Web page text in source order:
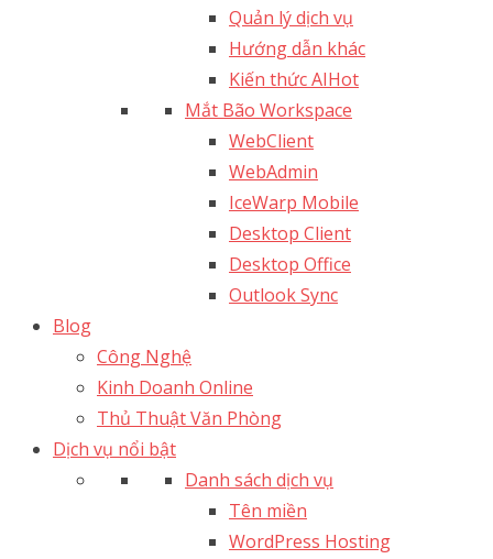
Quản lý dịch vụ
Hướng dẫn khác
Kiến thức AIHot
Mắt Bão Workspace
WebClient
WebAdmin
IceWarp Mobile
Desktop Client
Desktop Office
Outlook Sync
Blog
Công Nghệ
Kinh Doanh Online
Thủ Thuật Văn Phòng
Dịch vụ nổi bật
Danh sách dịch vụ
Tên miền
WordPress Hosting